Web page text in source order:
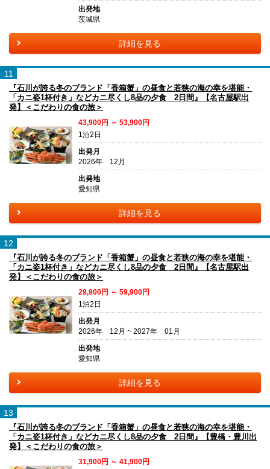
出発地
茨城県
詳細を見る
11
『石川が誇る冬のブランド「香箱蟹」の昼食と若狭の海の幸を堪能・
「カニ姿1杯付き」などカニ尽くし8品の夕食 2日間』【名古屋駅出
発】＜こだわりの食の旅＞
43,900円 ～ 53,900円
1泊2日
出発月
2026年 12月
出発地
愛知県
詳細を見る
12
『石川が誇る冬のブランド「香箱蟹」の昼食と若狭の海の幸を堪能・
「カニ姿1杯付き」などカニ尽くし8品の夕食 2日間』【名古屋駅出
発】＜こだわりの食の旅＞
29,900円 ～ 59,900円
1泊2日
出発月
2026年 12月 ~ 2027年 01月
出発地
愛知県
詳細を見る
13
『石川が誇る冬のブランド「香箱蟹」の昼食と若狭の海の幸を堪能・
「カニ姿1杯付き」などカニ尽くし8品の夕食 2日間』【豊橋・豊川出
発】＜こだわりの食の旅＞
31,900円 ～ 41,900円